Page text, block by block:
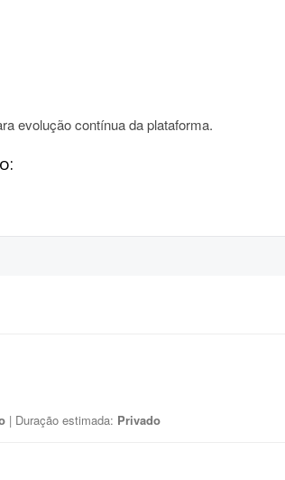
evolução contínua da plataforma.
| Duração estimada: Privado